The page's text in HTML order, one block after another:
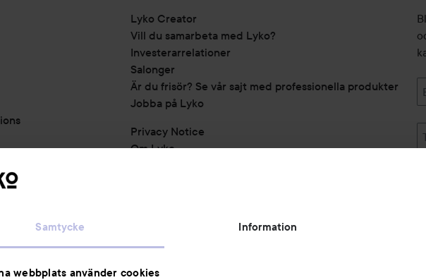
Samtycke Information
webbplats använder cookies
Lyko Creator
Vill du samarbeta med Lyko?
Investerarrelationer
Salonger
Är du frisör? Se vår sajt med professionella produkter
Jobba på Lyko
Privacy Notice
Om Lyko
Michael Edwards Fragrances of the World
Cookie Consent